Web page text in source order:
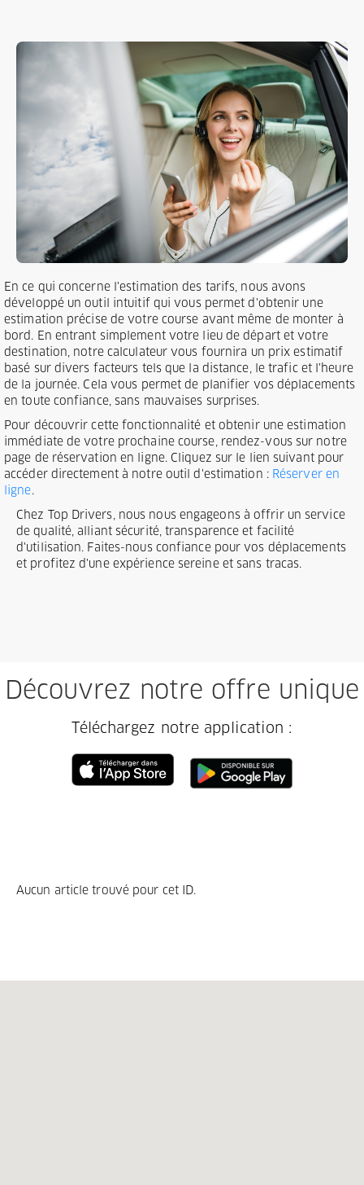
En ce qui concerne l'estimation des tarifs, nous avons
développé un outil intuitif qui vous permet d'obtenir une
estimation précise de votre course avant même de monter à
bord. En entrant simplement votre lieu de départ et votre
destination, notre calculateur vous fournira un prix estimatif
basé sur divers facteurs tels que la distance, le trafic et l'heure
de la journée. Cela vous permet de planifier vos déplacements
en toute confiance, sans mauvaises surprises.
Pour découvrir cette fonctionnalité et obtenir une estimation
immédiate de votre prochaine course, rendez-vous sur notre
page de réservation en ligne. Cliquez sur le lien suivant pour
accéder directement à notre outil d'estimation : Réserver en
ligne.
Chez Top Drivers, nous nous engageons à offrir un service
de qualité, alliant sécurité, transparence et facilité
d'utilisation. Faites-nous confiance pour vos déplacements
et profitez d'une expérience sereine et sans tracas.
Découvrez notre offre unique
Téléchargez notre application :
Aucun article trouvé pour cet ID.